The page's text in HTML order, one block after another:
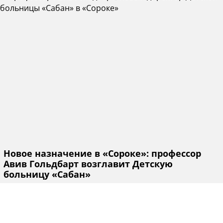
Новое назначение в «Сороке»: профессор
Авив Гольдбарт возглавит Детскую
больницу «Сабан»